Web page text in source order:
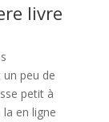
livre
peu de
petit à
en ligne